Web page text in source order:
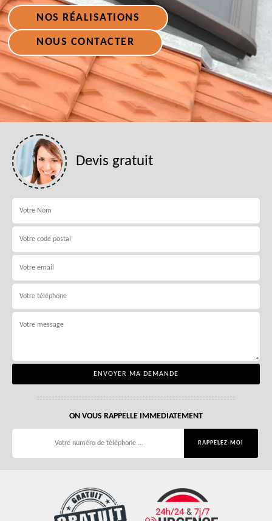
NOS RÉALISATIONS
NOUS CONTACTER
Devis gratuit
ON VOUS RAPPELLE IMMEDIATEMENT